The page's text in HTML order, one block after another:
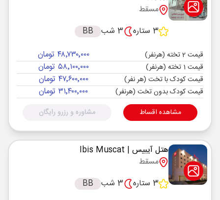
مسقط
3 ستاره
3 شب BB
قیمت 2 تخته (هرنفر) ۴۸٬۷۳۰٬۰۰۰ تومان
قیمت 1 تخته (هرنفر) ۵۸٬۱۰۰٬۰۰۰ تومان
قیمت کودک با تخت (هر نفر) ۴۷٬۶۰۰٬۰۰۰ تومان
قیمت کودک بدون تخت (هرنفر) ۳۱٬۴۰۰٬۰۰۰ تومان
مشاهده اقساط مشاوره و رزرو رایگان
هتل آیبیس | Ibis Muscat
مسقط
3 ستاره
3 شب BB